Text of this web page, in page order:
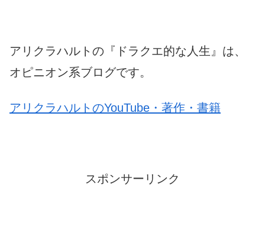
アリクラハルトの『ドラクエ的な人生』は、
オピニオン系ブログです。
アリクラハルトのYouTube・著作・書籍
スポンサーリンク